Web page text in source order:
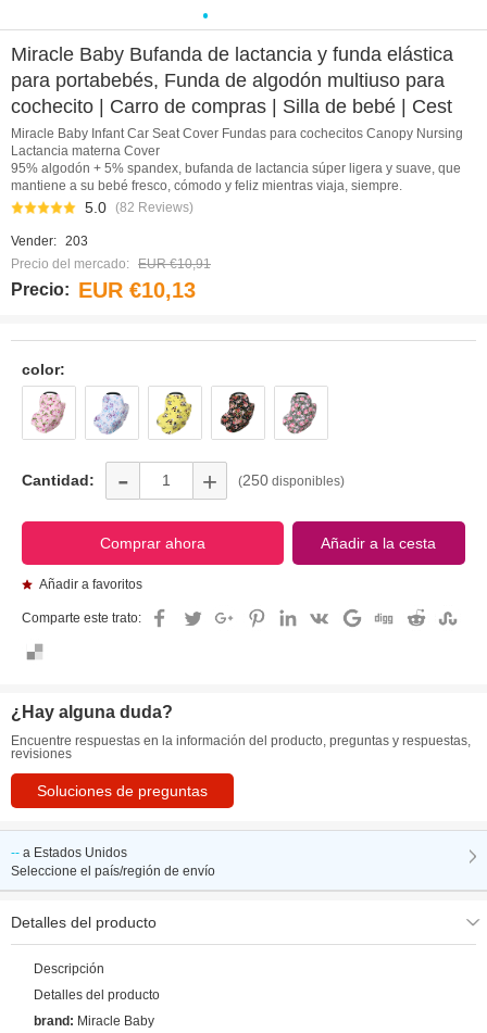
Miracle Baby Bufanda de lactancia y funda elástica
para portabebés, Funda de algodón multiuso para
cochecito | Carro de compras | Silla de bebé | Cest
Miracle Baby Infant Car Seat Cover Fundas para cochecitos Canopy Nursing
Lactancia materna Cover
95% algodón + 5% spandex, bufanda de lactancia súper ligera y suave, que
mantiene a su bebé fresco, cómodo y feliz mientras viaja, siempre.
5.0 (82 Reviews)
Vender: 203
Precio del mercado: EUR €10,91
Precio: EUR €10,13
color:
Cantidad: - + (250 disponibles)
Añadir a favoritos
Comparte este trato:
¿Hay alguna duda?
Encuentre respuestas en la información del producto, preguntas y respuestas,
revisiones
Soluciones de preguntas
-- a Estados Unidos
Seleccione el país/región de envío
Detalles del producto
Descripción
Detalles del producto
brand: Miracle Baby